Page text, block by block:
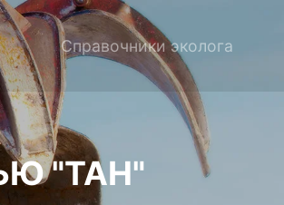
Справочники эколога
"ТАН"